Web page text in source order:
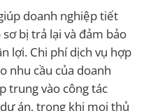
doanh nghiệp tiết
bị trả lại và đảm bảo
lợi. Chi phí dịch vụ hợp
nhu cầu của doanh
trung vào công tác
án, trong khi mọi thủ